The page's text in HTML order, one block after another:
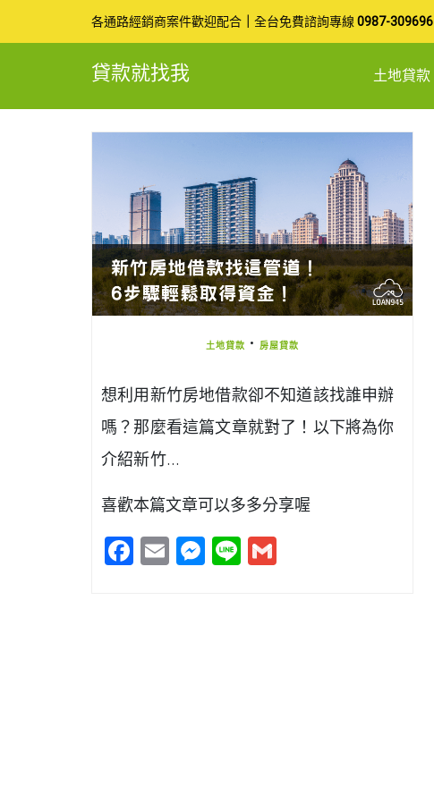
to
各通路經銷商案件歡迎配合 全台免費諮詢專線 0987-309696
貸款就找我 土地貸款
土地貸款 • 房屋貸款
想利用新竹房地借款卻不知道該找誰申辦
嗎？那麼看這篇文章就對了！以下將為你
介紹新竹…
喜歡本篇文章可以多多分享喔
Facebook
EmailMessenger
Line